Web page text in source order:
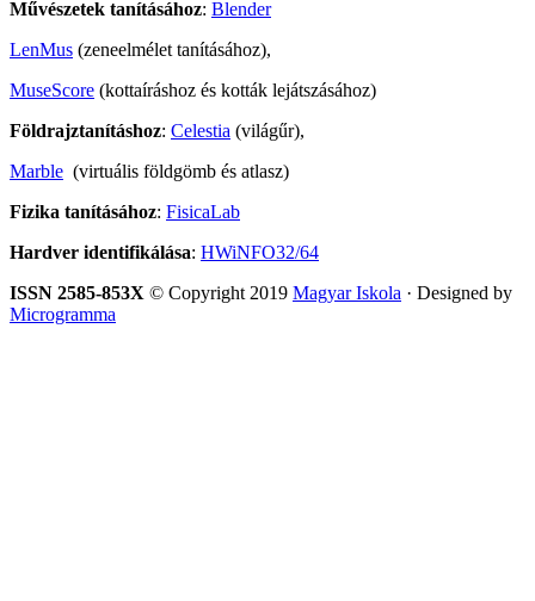
Művészetek tanításához: Blender
LenMus (zeneelmélet tanításához),
MuseScore (kottaíráshoz és kották lejátszásához)
Földrajztanításhoz: Celestia (világűr),
Marble (virtuális földgömb és atlasz)
Fizika tanításához: FisicaLab
Hardver identifikálása: HWiNFO32/64
ISSN 2585-853X © Copyright 2019 Magyar Iskola · Designed by
Microgramma